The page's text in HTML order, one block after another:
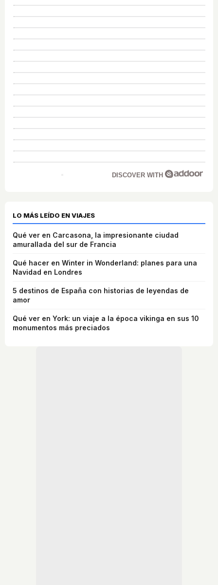
DISCOVER WITH
LO MÁS LEÍDO EN VIAJES
Qué ver en Carcasona, la impresionante ciudad
amurallada del sur de Francia
Qué hacer en Winter in Wonderland: planes para una
Navidad en Londres
5 destinos de España con historias de leyendas de
amor
Qué ver en York: un viaje a la época vikinga en sus 10
monumentos más preciados